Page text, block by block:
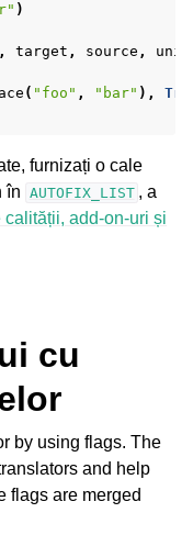
)
, target , source , unit
( "foo" , "bar" ),
furnizați o cale
în AUTOFIX_LIST , a
add-on-uri și
cu
by using flags. The
and help
flags are merged